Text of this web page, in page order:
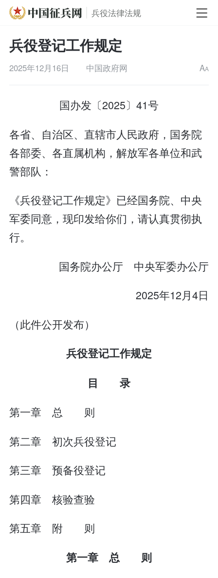
兵役法律法规
兵役登记工作规定
2025年12月16日 中国政府网 AA
国办发〔2025〕41号
各省、自治区、直辖市人民政府，国务院
各部委、各直属机构，解放军各单位和武
警部队：
《兵役登记工作规定》已经国务院、中央
军委同意，现印发给你们，请认真贯彻执
行。
国务院办公厅 中央军委办公厅
2025年12月4日
（此件公开发布）
兵役登记工作规定
目 录
第一章 总 则
第二章 初次兵役登记
第三章 预备役登记
第四章 核验查验
第五章 附 则
第一章 总 则